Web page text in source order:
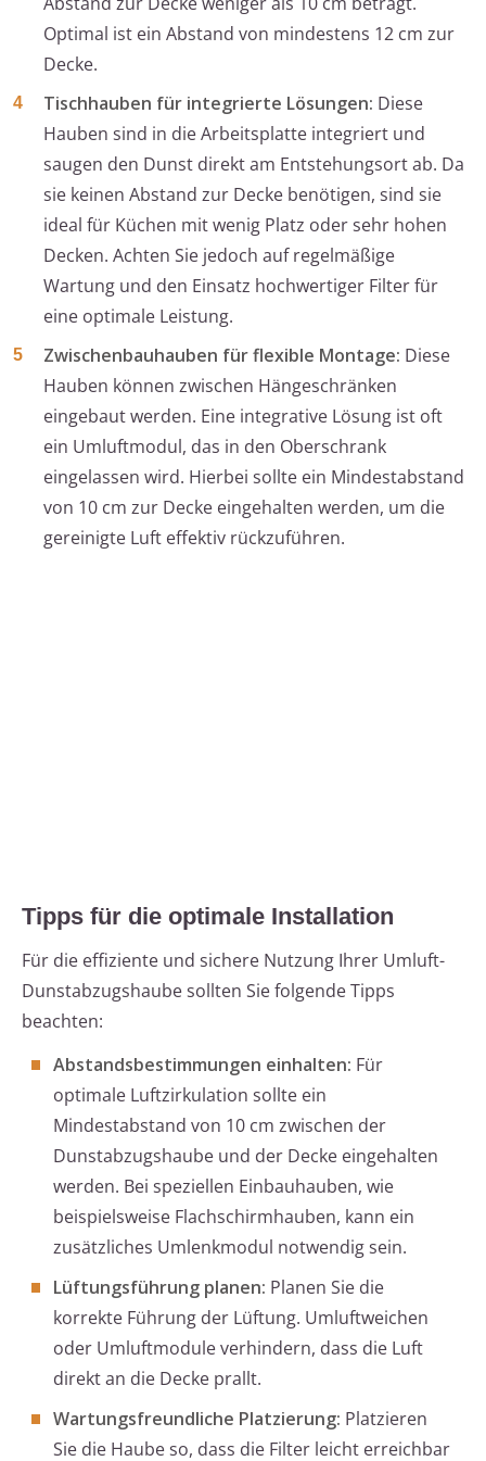
Optimal ist ein Abstand von mindestens 12 cm zur
Decke.
Tischhauben für integrierte Lösungen: Diese
Hauben sind in die Arbeitsplatte integriert und
saugen den Dunst direkt am Entstehungsort ab. Da
sie keinen Abstand zur Decke benötigen, sind sie
ideal für Küchen mit wenig Platz oder sehr hohen
Decken. Achten Sie jedoch auf regelmäßige
Wartung und den Einsatz hochwertiger Filter für
eine optimale Leistung.
Zwischenbauhauben für flexible Montage: Diese
Hauben können zwischen Hängeschränken
eingebaut werden. Eine integrative Lösung ist oft
ein Umluftmodul, das in den Oberschrank
eingelassen wird. Hierbei sollte ein Mindestabstand
von 10 cm zur Decke eingehalten werden, um die
gereinigte Luft effektiv rückzuführen.
Tipps für die optimale Installation
Für die effiziente und sichere Nutzung Ihrer Umluft-
Dunstabzugshaube sollten Sie folgende Tipps
beachten:
Abstandsbestimmungen einhalten: Für
optimale Luftzirkulation sollte ein
Mindestabstand von 10 cm zwischen der
Dunstabzugshaube und der Decke eingehalten
werden. Bei speziellen Einbauhauben, wie
beispielsweise Flachschirmhauben, kann ein
zusätzliches Umlenkmodul notwendig sein.
Lüftungsführung planen: Planen Sie die
korrekte Führung der Lüftung. Umluftweichen
oder Umluftmodule verhindern, dass die Luft
direkt an die Decke prallt.
Wartungsfreundliche Platzierung: Platzieren
Sie die Haube so, dass die Filter leicht erreichbar